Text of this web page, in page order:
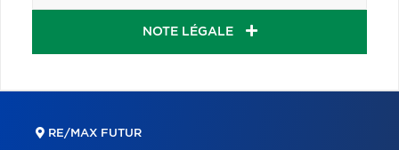
NOTE LÉGALE
RE/MAX FUTUR